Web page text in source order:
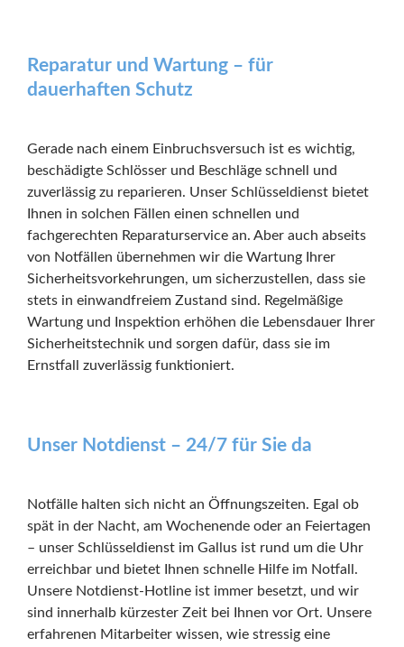
Reparatur und Wartung – für
dauerhaften Schutz
Gerade nach einem Einbruchsversuch ist es wichtig,
beschädigte Schlösser und Beschläge schnell und
zuverlässig zu reparieren. Unser Schlüsseldienst bietet
Ihnen in solchen Fällen einen schnellen und
fachgerechten Reparaturservice an. Aber auch abseits
von Notfällen übernehmen wir die Wartung Ihrer
Sicherheitsvorkehrungen, um sicherzustellen, dass sie
stets in einwandfreiem Zustand sind. Regelmäßige
Wartung und Inspektion erhöhen die Lebensdauer Ihrer
Sicherheitstechnik und sorgen dafür, dass sie im
Ernstfall zuverlässig funktioniert.
Unser Notdienst – 24/7 für Sie da
Notfälle halten sich nicht an Öffnungszeiten. Egal ob
spät in der Nacht, am Wochenende oder an Feiertagen
– unser Schlüsseldienst im Gallus ist rund um die Uhr
erreichbar und bietet Ihnen schnelle Hilfe im Notfall.
Unsere Notdienst-Hotline ist immer besetzt, und wir
sind innerhalb kürzester Zeit bei Ihnen vor Ort. Unsere
erfahrenen Mitarbeiter wissen, wie stressig eine